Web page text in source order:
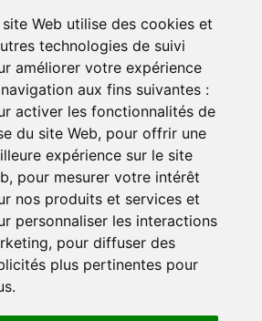
site Web utilise des cookies et
technologies de suivi
améliorer votre expérience
aux fins suivantes :
activer les fonctionnalités de
du site Web, pour offrir une
expérience sur le site
, pour mesurer votre intérêt
nos produits et services et
personnaliser les interactions
, pour diffuser des
plus pertinentes pour
.